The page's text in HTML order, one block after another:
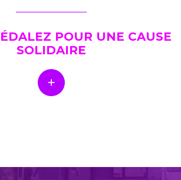
POUR UNE CAUSE
SOLIDAIRE